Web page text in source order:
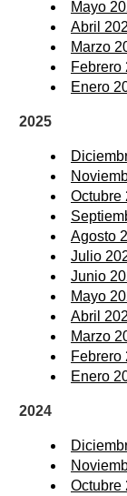
Mayo
Abril
Marzo
Febrero
Enero
2025
Octubre
Agosto
Julio
Junio
Mayo
Abril
Marzo
Febrero
Enero
2024
Octubre